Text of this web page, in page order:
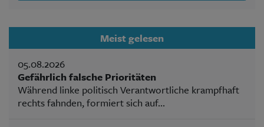
Meist gelesen
05.08.2026
Gefährlich falsche Prioritäten
Während linke politisch Verantwortliche krampfhaft
rechts fahnden, formiert sich auf...